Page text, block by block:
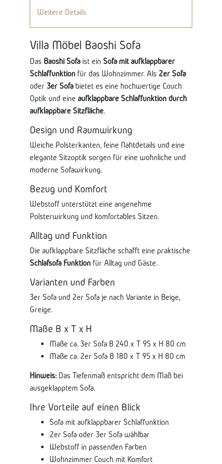
Weitere Details
Villa Möbel Baoshi Sofa
Das Baoshi Sofaist ein Sofa mit aufklappbarer
Schlaffunktionfür das Wohnzimmer. Als 2er Sofa
oder 3er Sofabietet es eine hochwertige Couch
Optik und eine aufklappbare Schlaffunktion durch
aufklappbare Sitzfläche.
Design und Raumwirkung
Weiche Polsterkanten, feine Nahtdetails und eine
elegante Sitzoptik sorgen für eine wohnliche und
moderne Sofawirkung.
Bezug und Komfort
Webstoff unterstützt eine angenehme
Polsterwirkung und komfortables Sitzen.
Alltag und Funktion
Die aufklappbare Sitzfläche schafft eine praktische
Schlafsofa Funktionfür Alltag und Gäste.
Varianten und Farben
3er Sofa und 2er Sofa je nach Variante in Beige,
Greige.
Maße B x T x H
Maße ca. 3er Sofa B 240 x T 95 x H 80 cm
Maße ca. 2er Sofa B 180 x T 95 x H 80 cm
Hinweis:Das Tiefenmaß entspricht dem Maß bei
ausgeklapptem Sofa.
Ihre Vorteile auf einen Blick
Sofa mit aufklappbarer Schlaffunktion
2er Sofa oder 3er Sofa wählbar
Webstoff in passenden Farben
Wohnzimmer Couch mit Komfort